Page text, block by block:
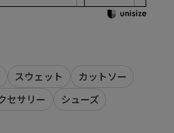
下さい。
る場合がございます。
ので、予めご了承くださ
い。
。）
55
スウェット
カットソー
セサリー
シューズ